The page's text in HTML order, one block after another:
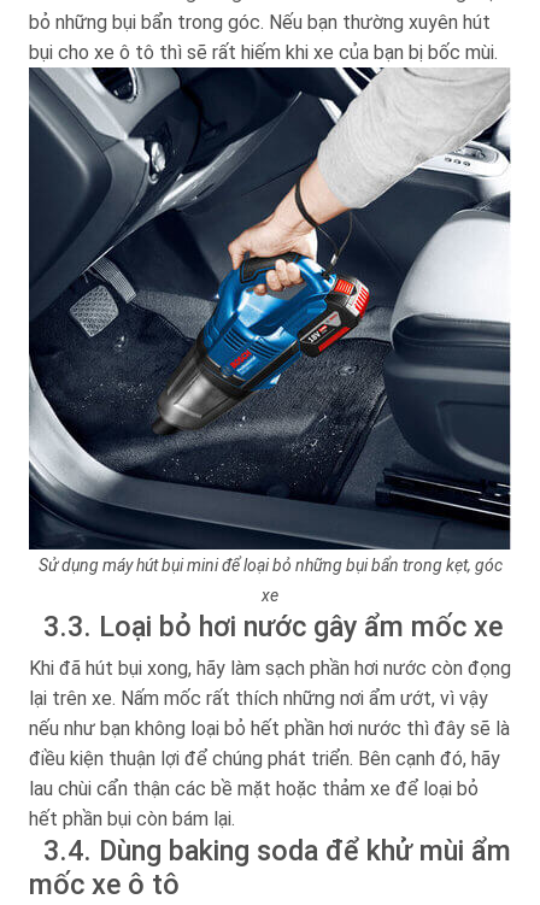
bỏ những bụi bẩn trong góc. Nếu bạn thường xuyên hút
bụi cho xe ô tô thì sẽ rất hiếm khi xe của bạn bị bốc mùi.
Sử dụng máy hút bụi mini để loại bỏ những bụi bẩn trong kẹt, góc
xe
3.3. Loại bỏ hơi nước gây ẩm mốc xe
Khi đã hút bụi xong, hãy làm sạch phần hơi nước còn đọng
lại trên xe. Nấm mốc rất thích những nơi ẩm ướt, vì vậy
nếu như bạn không loại bỏ hết phần hơi nước thì đây sẽ là
điều kiện thuận lợi để chúng phát triển. Bên cạnh đó, hãy
lau chùi cẩn thận các bề mặt hoặc thảm xe để loại bỏ
hết phần bụi còn bám lại.
3.4. Dùng baking soda để khử mùi ẩm
mốc xe ô tô